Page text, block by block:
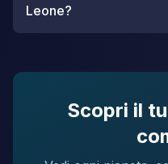
Leone?
Scopri il